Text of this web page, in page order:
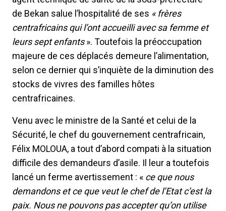
de Bekan salue l’hospitalité de ses « frères
centrafricains qui l’ont accueilli avec sa femme et
leurs sept enfants». Toutefois la préoccupation
majeure de ces déplacés demeure l’alimentation,
selon ce dernier qui s’inquiète de la diminution des
stocks de vivres des familles hôtes
centrafricaines.
Venu avec le ministre de la Santé et celui de la
Sécurité, le chef du gouvernement centrafricain,
Félix MOLOUA, a tout d’abord compati à la situation
difficile des demandeurs d’asile. Il leur a toutefois
lancé un ferme avertissement : « ce que nous
demandons et ce que veut le chef de l’Etat c’est la
paix. Nous ne pouvons pas accepter qu’on utilise